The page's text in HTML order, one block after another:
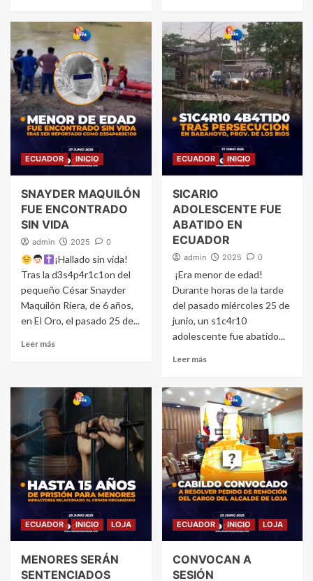
ECUADOR INICIO
SNAYDER MAQUILÓN
FUE ENCONTRADO
SIN VIDA
admin 2025 0
¡Hallado sin vida!
Tras la d3s4p4r1c1on del
pequeño César Snayder
Maquilón Riera, de 6 años,
en El Oro, el pasado 25 de...
Leer más
ECUADOR INICIO
SICARIO
ADOLESCENTE FUE
ABATIDO EN
ECUADOR
admin 2025 0
¡Era menor de edad!
Durante horas de la tarde
del pasado miércoles 25 de
junio, un s1c4r10
adolescente fue abatido...
Leer más
ECUADOR INICIO LOJA
MENORES SERÁN
SENTENCIADOS
ECUADOR INICIO LOJA
CONVOCAN A
SESIÓN